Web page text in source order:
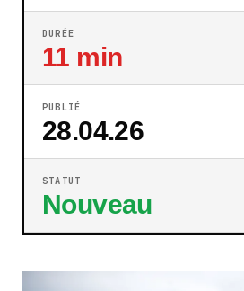
DURÉE
11 min
PUBLIÉ
28.04.26
STATUT
Nouveau